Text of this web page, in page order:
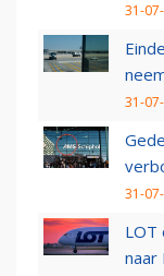
31-
31-
31-
LOT
naar